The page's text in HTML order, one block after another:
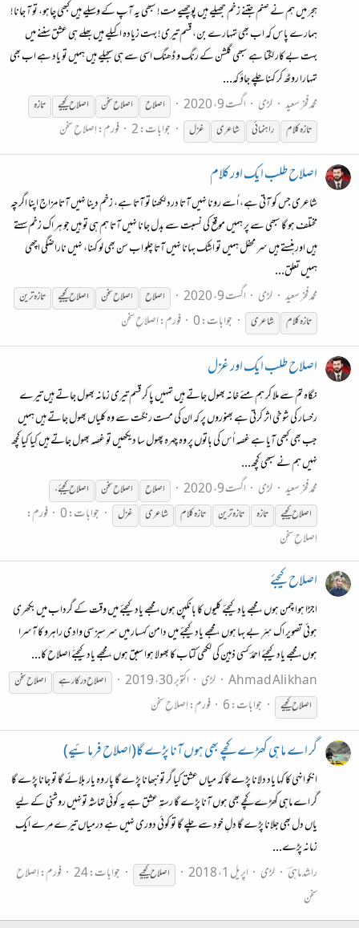
ہجر میں ہم نے صنم جتنے زخم جھیلے ہیں پوچھیے مت! سبھی یہ آپ کے وسیلے ہیں کبھی چاہو، تو آ جانا!
ہمارے پاس کہ اب بھی تمہارے بن، قسم تیری! بہت زیادہ اکیلے ہیں بھلے ہی عشق سننے میں
بہت بے کار لگتا ہے سبھی گلشن کے رنگ و ڈھنگ اسی سے ہی سجیلے ہیں ہمیں تو یاد ہے اب بھی
تمہارا روٹھ کر کہنا چلے جاؤ کہ...
محمد فخر سعید لڑی اگست 9، 2020 اصلاح اصلاحسخن اصلاحکیجیے
تازہ
تازہ کلام
راہنمائی شاعری غزل جوابات: 2 فورم:اِصلاحِ سخن
اصلاح طلب ایک اور کلام
شاعری جس کو آتی ہے، اُسے رونا نہیں آتا درد لکھنا تو آتا ہے، زخم دینا نہیں آتا مزاج اپنا اگرچہ
مختلف ہو گا سبھی سے پر ہمیں موقع کی نسبت سے بدل جانا نہیں آتا ہم ہی تو ہیں جو ہر اک زخم سہتے
ہیں اور ہنستے ہیں سر محفل ہمیں تو اشک بہانا نہیں آتا چلو اب سن بھی لو کہنا، نہیں ناراضگی اچھی
ہمیں تعلق...
محمد فخر سعید لڑی اگست 9، 2020 اصلاح اصلاحسخن اصلاحکیجیے
تازہ ترین
تازہ کلام
شاعری جوابات: 0 فورم:اِصلاحِ سخن
اصلاح طلب ایک اور غزل
نگاہ تم سے ملا کر ہم مئے خانہ بھول جاتے ہیں تمہیں پا کر قسم تیری زمانہ بھول جاتے ہیں تیرے
رخسار کی شوخی اثر کرتی ہے بھنوروں پر کہ ان کی مست رنگت سے وہ کلیاں بھول جاتے ہیں ہمیں
جب بھی کبھی آیا ہے غصہ اُس کی باتوں پر وہ چہرہ پھول سا دیکھیں تو غصہ بھول جاتے ہیں کِیا کیا کچھ
نہیں ہم نے سبھی کچھ...
محمد فخر سعید لڑی اگست 9، 2020 اصلاح اصلاحسخن اصلاحکیجئے،
اصلاحکیجیے تازہ تازہ ترین تازہ کلام شاعری غزل جوابات: 0
فورم:
اِصلاحِ سخن
اصلاح کیجئے
اجڑا ہوا چمن ہوں ، مجھے یاد کیجئے کلیوں کا بانکپن ہوں، مجھے یاد کیجئے میں وقت کے گرداب میں بکھری
ہوئی تصویر اک سِرِّ بے بہا ہوں ، مجھے یاد کیجئے میں دامن کہسار میں سر سبز سی وادی راہرو کا آسرا
ہوں، مجھے یاد کیجئے احمدؔ کسی ذہین کی لکھی کتاب کا بھولا ہوا سبق ہوں ، مجھے یاد کیجئے اصلاح کا...
Ahmad Ali khan لڑی اکتوبر 30، 2019 اصلاحدرکار ہے اصلاحسخن
اصلاحکیجیے جوابات: 6 فورم:اِصلاحِ سخن
گر اے ماہی کھڑے کچے بھی ہوں آنا پڑے گا(اصلاح فرمائیے)
انکو انہی کا کہا یاد دلانا پڑے گا کہ میاں عشق کیا گر تو نبھانا پڑے گا پار وہ یار بلائے گا تو جانا پڑے گا
گر اے ماہی کھڑے کچے بھی ہوں آنا پڑے گا رستہِ عشق ہے یہ کوئی تماشہ تونہیں روشنی کے لیے
یاں دل بھی جلانا پڑے گا دلِ خود سے چلے گا تو کوئی دوری نہیں ہے درمیاں تیرے مرے ایک
زمانہ پڑے...
راشد ماہیؔ لڑی اپریل 1، 2018 اصلاحکیجیے جوابات: 24 فورم:اِصلاحِ
سخن